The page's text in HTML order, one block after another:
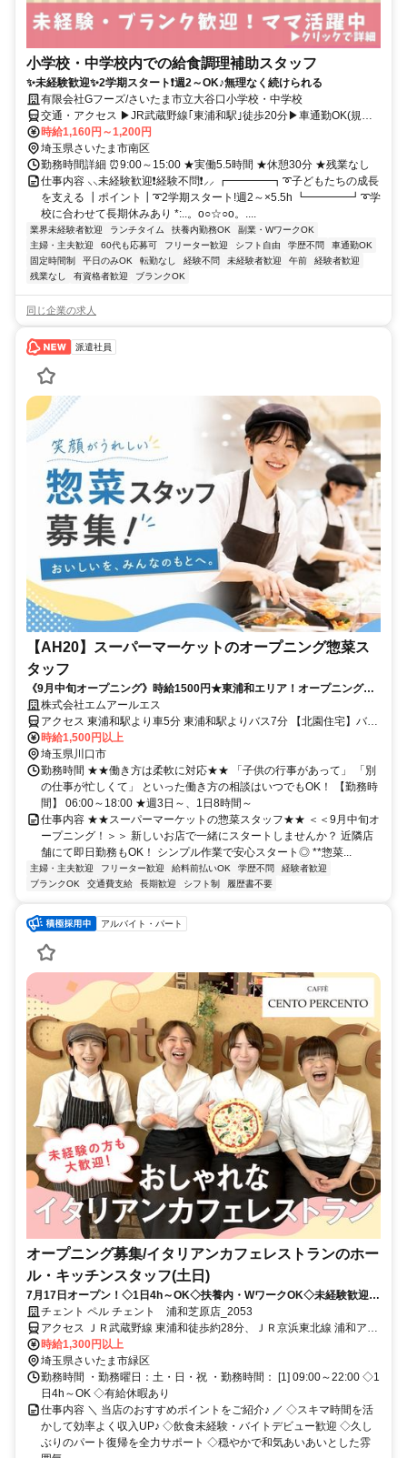
小学校・中学校内での給食調理補助スタッフ
✨未経験歓迎✨2学期スタート❗週2～OK♪無理なく続けられる
有限会社Gフーズ/さいたま市立大谷口小学校・中学校
交通・アクセス ▶JR武蔵野線｢東浦和駅｣徒歩20分▶車通勤OK(規定
あり)▶自転車通勤OK
時給1,160円～1,200円
埼玉県さいたま市南区
勤務時間詳細 ⏰9:00～15:00 ★実働5.5時間 ★休憩30分 ★残業なし
仕事内容 ⸜⸜未経験歓迎❗経験不問❗⸝⸝ ┏━━━━┓➰子どもたちの成長
を支える ┃ポイント┃➰2学期スタート!週2～×5.5h ┗━━━━┛➰学
校に合わせて長期休みあり *:..。o○☆○o。....
業界未経験者歓迎 ランチタイム 扶養内勤務OK
副業・WワークOK
主婦・主夫歓迎
60代も応募可 フリーター歓迎 シフト自由 学歴不問
車通勤OK
固定時間制
平日のみOK 転勤なし 経験不問 未経験者歓迎 午前
経験者歓迎
残業なし
有資格者歓迎 ブランクOK
同じ企業の求人
派遣社員
【AH20】スーパーマーケットのオープニング惣菜ス
タッフ
《9月中旬オープニング》時給1500円★東浦和エリア！オープニングで
安心スタートのお惣菜スタッフ♪
株式会社エムアールエス
アクセス 東浦和駅より車5分 東浦和駅よりバス7分 【北園住宅】バス
停より徒歩2分
時給1,500円以上
埼玉県川口市
勤務時間 ★★働き方は柔軟に対応★★ 「子供の行事があって」 「別
の仕事が忙しくて」 といった働き方の相談はいつでもOK！ 【勤務時
間】 06:00～18:00 ★週3日～、1日8時間～
仕事内容 ★★スーパーマーケットの惣菜スタッフ★★ ＜＜9月中旬オ
ープニング！＞＞ 新しいお店で一緒にスタートしませんか？ 近隣店
舗にて即日勤務もOK！ シンプル作業で安心スタート◎ **惣菜...
主婦・主夫歓迎 フリーター歓迎 給料前払いOK 学歴不問
経験者歓迎
ブランクOK
交通費支給 長期歓迎 シフト制 履歴書不要
アルバイト・パート
オープニング募集/イタリアンカフェレストランのホー
ル・キッチンスタッフ(土日)
7月17日オープン！◇1日4h～OK◇扶養内・WワークOK◇未経験歓迎◇
学生さん・主婦(主夫)さん・フリーターさん歓迎◇交通費(ガソリン代)支
給！ランチタイムはおしゃれなカフェ♪ディナータイムはお酒も楽しめる
落ち着いたレストランへ！
チェント ペル チェント 浦和芝原店_2053
アクセス ＪＲ武蔵野線 東浦和徒歩約28分、ＪＲ京浜東北線 浦和アト
レ北口徒歩約53分、埼玉高速鉄道線 浦和美園1番口徒歩約52分 浦和
駅からバス8分、バス停「芝原一丁目」から徒歩1分・東浦和駅からバ
ス15分、バス停「芝原」から徒歩1分／国道463号沿い
時給1,300円以上
埼玉県さいたま市緑区
勤務時間 ・勤務曜日：土・日・祝 ・勤務時間： [1] 09:00～22:00 ◇1
日4h～OK ◇有給休暇あり
仕事内容 ＼ 当店のおすすめポイントをご紹介♪ ／ ◇スキマ時間を活
かして効率よく収入UP♪ ◇飲食未経験・バイトデビュー歓迎 ◇久し
ぶりのパート復帰を全力サポート ◇穏やかで和気あいあいとした雰